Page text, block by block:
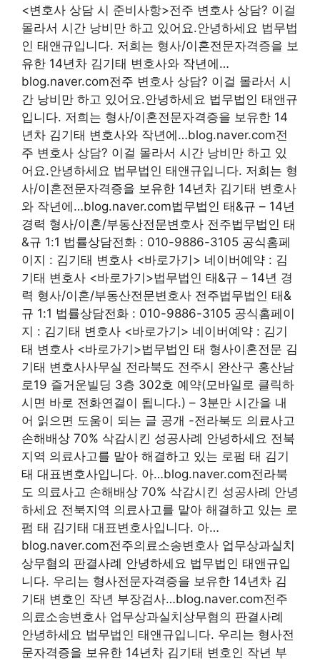
<변호사 상담 시 준비사항>전주 변호사 상담? 이걸
몰라서 시간 낭비만 하고 있어요.안녕하세요 법무법
인 태앤규입니다. 저희는 형사/이혼전문자격증을 보
유한 14년차 김기태 변호사와 작년에…
blog.naver.com전주 변호사 상담? 이걸 몰라서 시
간 낭비만 하고 있어요.안녕하세요 법무법인 태앤규
입니다. 저희는 형사/이혼전문자격증을 보유한 14
년차 김기태 변호사와 작년에…blog.naver.com전
주 변호사 상담? 이걸 몰라서 시간 낭비만 하고 있
어요.안녕하세요 법무법인 태앤규입니다. 저희는 형
사/이혼전문자격증을 보유한 14년차 김기태 변호사
와 작년에…blog.naver.com법무법인 태&규 – 14년
경력 형사/이혼/부동산전문변호사 전주법무법인 태
&규 1:1 법률상담전화 : 010-9886-3105 공식홈페
이지 : 김기태 변호사 <바로가기> 네이버예약 : 김
기태 변호사 <바로가기>법무법인 태&규 – 14년 경
력 형사/이혼/부동산전문변호사 전주법무법인 태&
규 1:1 법률상담전화 : 010-9886-3105 공식홈페이
지 : 김기태 변호사 <바로가기> 네이버예약 : 김기
태 변호사 <바로가기>법무법인 태 형사이혼전문 김
기태 변호사사무실 전라북도 전주시 완산구 홍산남
로19 즐거운빌딩 3층 302호 예약(모바일로 클릭하
시면 바로 전화연결이 됩니다.) – 3분만 시간을 내
어 읽으면 도움이 되는 글 공개 -전라북도 의료사고
손해배상 70% 삭감시킨 성공사례 안녕하세요 전북
지역 의료사고를 맡아 해결하고 있는 로펌 태 김기
태 대표변호사입니다. 아…blog.naver.com전라북
도 의료사고 손해배상 70% 삭감시킨 성공사례 안녕
하세요 전북지역 의료사고를 맡아 해결하고 있는 로
펌 태 김기태 대표변호사입니다. 아…
blog.naver.com전주의료소송변호사 업무상과실치
상무혐의 판결사례 안녕하세요 법무법인 태앤규입
니다. 우리는 형사전문자격증을 보유한 14년차 김
기태 변호인 작년 부장검사…blog.naver.com전주
의료소송변호사 업무상과실치상무혐의 판결사례
안녕하세요 법무법인 태앤규입니다. 우리는 형사전
문자격증을 보유한 14년차 김기태 변호인 작년 부